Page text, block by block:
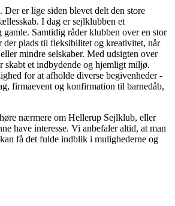
Der er lige siden blevet delt den store
I dag er sejlklubben et
gamle. Samtidig råder klubben over en stor
der plads til fleksibilitet og kreativitet, når
mindre selskaber. Med udsigten over
skabt et indbydende og hjemligt miljø.
for at afholde diverse begivenheder -
firmaevent og konfirmation til barnedåb,
nærmere om Hellerup Sejlklub, eller
have interesse. Vi anbefaler altid, at man
få det fulde indblik i mulighederne og